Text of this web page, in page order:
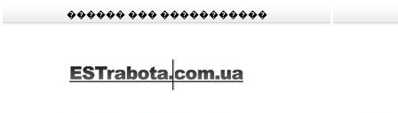
������ ��� �����������